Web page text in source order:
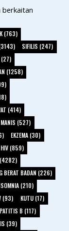
berkaitan
(763)
SIFILIS (247)
(27)
(1258)
(414)
MANIS (527)
EKZEMA (30)
HIV (859)
(4282)
BERAT BADAN (226)
(210)
(93)
KUTU (17)
B (117)
(39)